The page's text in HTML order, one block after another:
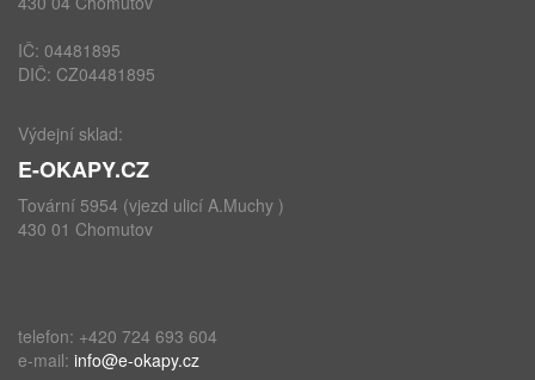
IČ: 04481895
DIČ: CZ04481895
Výdejní sklad:
E-OKAPY.CZ
Tovární 5954 (vjezd ulicí A.Muchy )
430 01 Chomutov
telefon: +420 724 693 604
e-mail: info@e-okapy.cz